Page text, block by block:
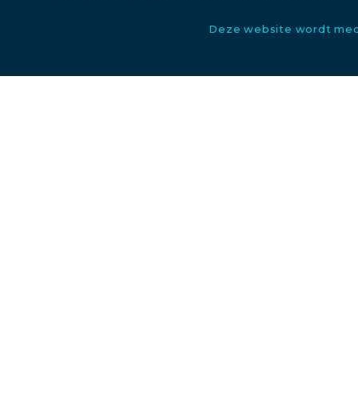
Deze website wordt